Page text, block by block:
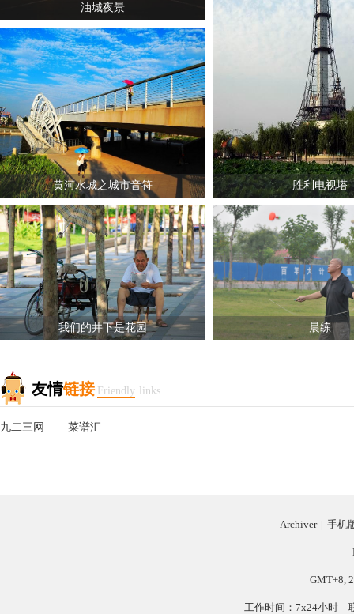
油城夜景
黄河水城之城市音符 胜利电视塔
我们的井下是花园 晨练
友情链接 Friendly links
九二三网 菜谱汇
Archiver | 手机
GMT+8,
工作时间：7x24小时